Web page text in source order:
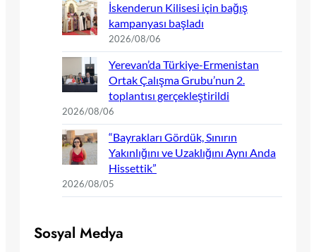
İskenderun Kilisesi için bağış
kampanyası başladı
2026/08/06
Yerevan’da Türkiye-Ermenistan
Ortak Çalışma Grubu’nun 2.
toplantısı gerçekleştirildi
2026/08/06
“Bayrakları Gördük, Sınırın
Yakınlığını ve Uzaklığını Aynı Anda
Hissettik”
2026/08/05
Sosyal Medya